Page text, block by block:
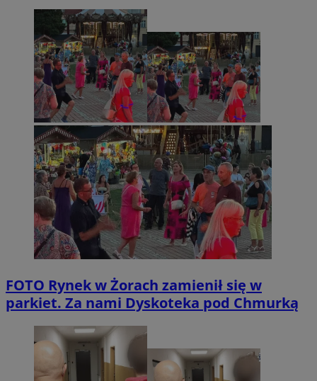
FOTO Rynek w Żorach zamienił się w
parkiet. Za nami Dyskoteka pod Chmurką